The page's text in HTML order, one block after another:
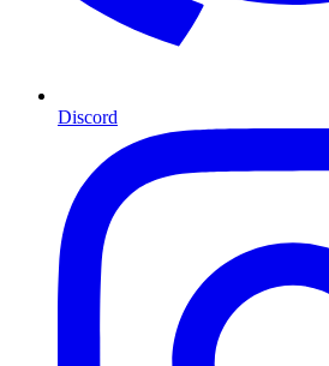
Discord